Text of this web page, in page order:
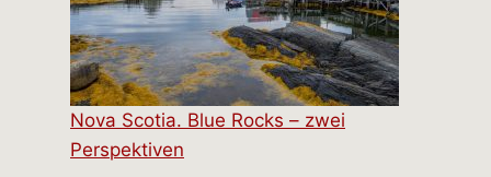
Nova Scotia. Blue Rocks – zwei
Perspektiven